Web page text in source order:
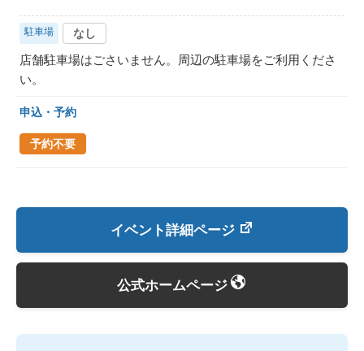
駐車場 なし
店舗駐車場はごさいません。周辺の駐車場をご利用くださ
い。
申込・予約
予約不要
イベント詳細ページ
公式ホームページ